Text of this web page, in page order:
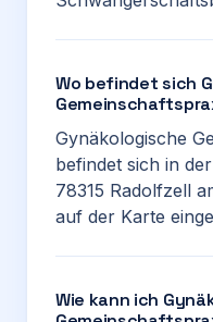
Wo befindet sich
Gynäkologische
befindet sich in
78315 Radolfzell
auf der Karte
Wie kann ich